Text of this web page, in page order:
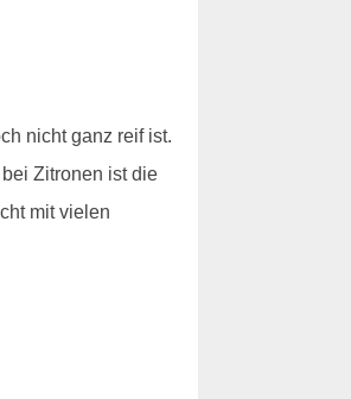
nicht ganz reif ist.
Zitronen ist die
mit vielen